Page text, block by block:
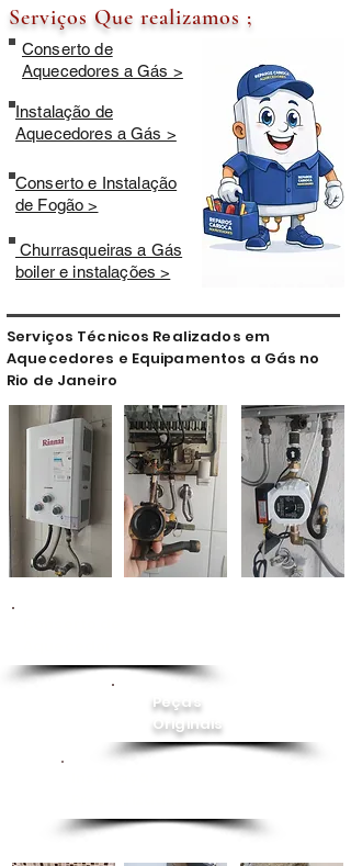
Serviços Que realizamos ;
Conserto de
Aquecedores a Gás >
Instalação de
Aquecedores a Gás >
Conserto e Instalação
de Fogão >
Churrasqueiras a Gás
boiler e instalações >
Serviços Técnicos Realizados em
Aquecedores e Equipamentos a Gás no
Rio de Janeiro
Peças
Originais